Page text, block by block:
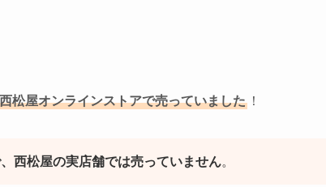
西松屋オンラインストアで売っていました ！
西松屋の実店舗では売っていません。